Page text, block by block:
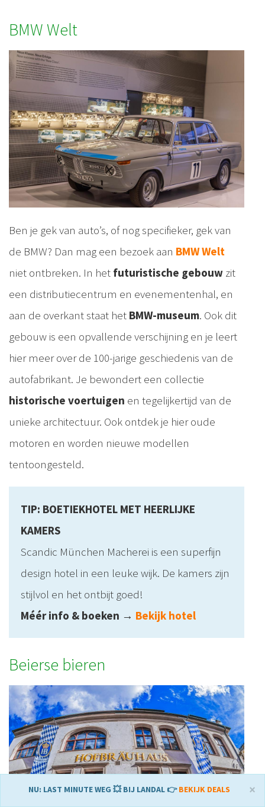
BMW Welt
Ben je gek van auto’s, of nog specifieker, gek van
de BMW? Dan mag een bezoek aan BMW Welt
niet ontbreken. In het futuristische gebouw zit
een distributiecentrum en evenementenhal, en
aan de overkant staat het BMW-museum. Ook dit
gebouw is een opvallende verschijning en je leert
hier meer over de 100-jarige geschiedenis van de
autofabrikant. Je bewondert een collectie
historische voertuigen en tegelijkertijd van de
unieke architectuur. Ook ontdek je hier oude
motoren en worden nieuwe modellen
tentoongesteld.
TIP: BOETIEKHOTEL MET HEERLIJKE
KAMERS
Scandic München Macherei is een superfijn
design hotel in een leuke wijk. De kamers zijn
stijlvol en het ontbijt goed!
Méér info & boeken → Bekijk hotel
Beierse bieren
×
NU: LAST MINUTE WEG 💥 BIJ LANDAL 👉BEKIJK DEALS